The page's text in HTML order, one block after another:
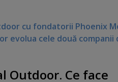
cu fondatorii Phoenix
evolua cele două companii
Outdoor. Ce face